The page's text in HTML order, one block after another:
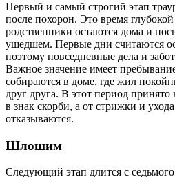
Первый и самый строгий этап
после похорон. Это время
родственники остаются дома и
ушедшем. Первые дни считаются
поэтому повседневные дела и
Важное значение имеет
собираются в доме, где жил
друг друга. В этот период
в знак скорби, а от стрижки и
отказываются.
Шлошим
Следующий этап длится с